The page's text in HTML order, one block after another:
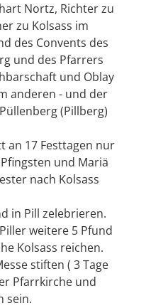
Nortz, Richter zu
zu Kolsass im
des Convents des
und des Pfarrers
und Oblay
anderen - und der
(Pillberg)
an 17 Festtagen nur
und Mariä
nach Kolsass
in Pill zelebrieren.
weitere 5 Pfund
Kolsass reichen.
stiften ( 3 Tage
Pfarrkirche und
sein.